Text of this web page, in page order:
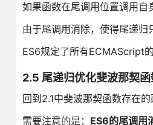
如果函数在尾调用位置调用自
由于尾调用消除，使得尾递归
ES6规定了所有ECMAScript
2.5 尾递归优化斐波那契函
回到2.1中斐波那契函数存在
需要注意的是： ES6的尾调用